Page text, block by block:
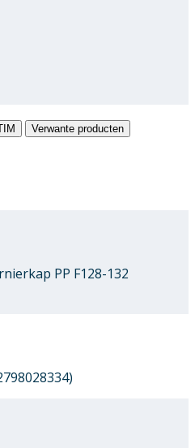
Verwante producten
PP F128-132